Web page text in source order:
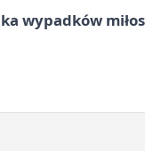
wypadków